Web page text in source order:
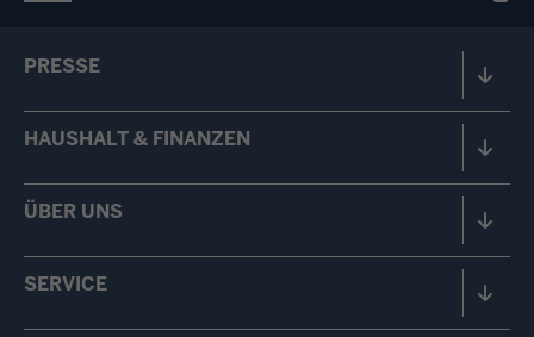
PRESSE
HAUSHALT & FINANZEN
ÜBER UNS
SERVICE